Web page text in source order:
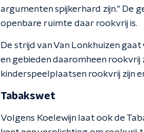
argumenten spijkerhard zijn." De
openbare ruimte daar rookvrij is.
De strijd van Van Lonkhuizen
en gebieden daaromheen rookvrij
kinderspeelplaatsen rookvrij zijn
Tabakswet
Volgens Koelewijn laat ook de